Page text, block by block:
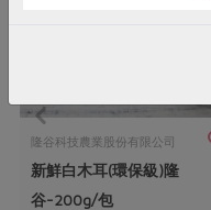
隆谷科技農業股份有限公司
新鮮白木耳(環保級)隆
谷-200g/包